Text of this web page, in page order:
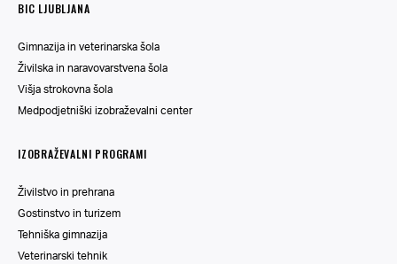
BIC LJUBLJANA
Gimnazija in veterinarska šola
Živilska in naravovarstvena šola
Višja strokovna šola
Medpodjetniški izobraževalni center
IZOBRAŽEVALNI PROGRAMI
Živilstvo in prehrana
Gostinstvo in turizem
Tehniška gimnazija
Veterinarski tehnik